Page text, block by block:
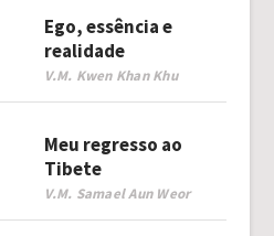
Ego, essência e
realidade
V.M. Kwen Khan Khu
Meu regresso ao
Tibete
V.M. Samael Aun Weor